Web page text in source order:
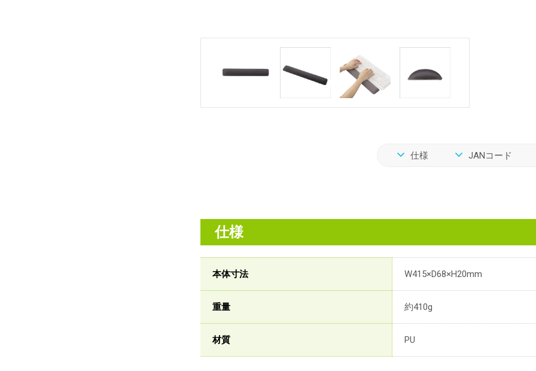
仕様 JANコード
仕様
本体寸法 W415×D68×H20mm
重量 約410g
材質 PU